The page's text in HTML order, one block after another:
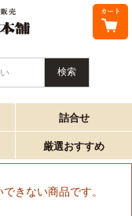
詰合せ
厳選おすすめ
きない商品です。